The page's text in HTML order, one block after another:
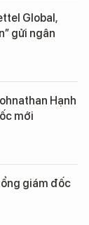
Global,
gửi ngân
Hạnh
mới
giám đốc